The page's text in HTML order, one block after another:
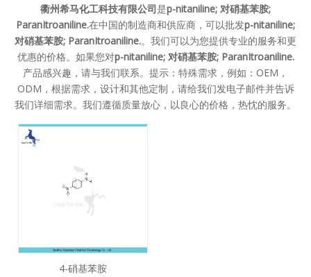
衢州希马化工科技有限公司是p-nitaniline; 对硝基苯胺;
ParanItroaniline.在中国的制造商和供应商，可以批发p-nitaniline;
对硝基苯胺; ParanItroaniline.。我们可以为您提供专业的服务和更
优惠的价格。如果您对p-nitaniline; 对硝基苯胺; ParanItroaniline.
产品感兴趣，请与我们联系。提示：特殊需求，例如：OEM，
ODM，根据需求，设计和其他定制，请给我们发电子邮件并告诉
我们详细需求。我们遵循质量放心，以良心的价格，热忱的服务。
4-硝基苯胺